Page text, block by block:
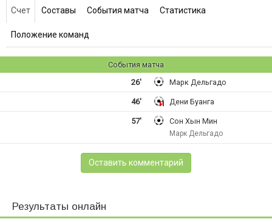
Счет Составы События матча Статистика
Положение команд
События матча
26'
Марк Дельгадо
46' Дени Буанга
57' Сон Хын Мин
Марк Дельгадо
Оставить комментарий
Результаты онлайн